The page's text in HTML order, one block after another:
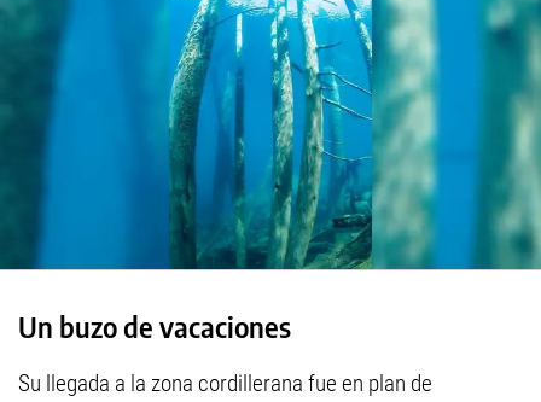
Un buzo de vacaciones
Su llegada a la zona cordillerana fue en plan de